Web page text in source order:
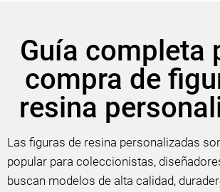
Guía completa
compra de
resina
Las figuras de resina personalizadas
popular para coleccionistas,
buscan modelos de alta calidad,